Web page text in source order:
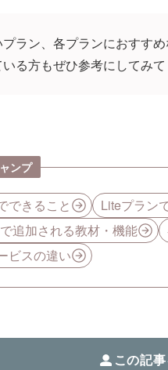
ラン、各プランにおすす
る方もぜひ参考にしてみて
ンプ
できること
Liteプラン
追加される教材・機能
ビスの違い
この記